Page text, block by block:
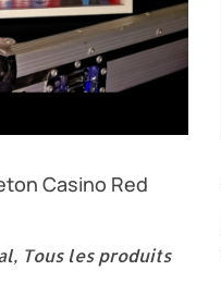
Casino Red
, Tous les produits